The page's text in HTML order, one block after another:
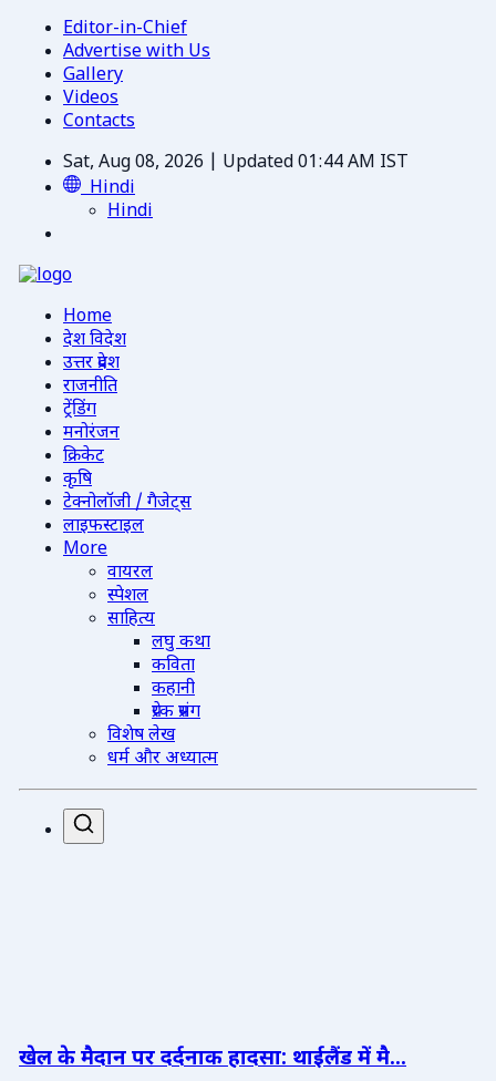
Editor-in-Chief
Advertise with Us
Gallery
Videos
Contacts
Sat, Aug 08, 2026 | Updated 01:44 AM IST
Hindi
Hindi
Home
देश विदेश
उत्तर प्रदेश
राजनीति
ट्रेंडिंग
मनोरंजन
क्रिकेट
कृषि
टेक्नोलॉजी / गैजेट्स
लाइफस्टाइल
More
वायरल
स्पेशल
साहित्य
लघु कथा
कविता
कहानी
प्रेरक प्रसंग
विशेष लेख
धर्म और अध्यात्म
खेल के मैदान पर दर्दनाक हादसा: थाईलैंड में मै...